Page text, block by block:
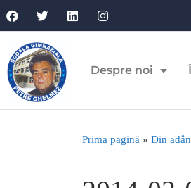
Despre noi
Prima pagină » Din